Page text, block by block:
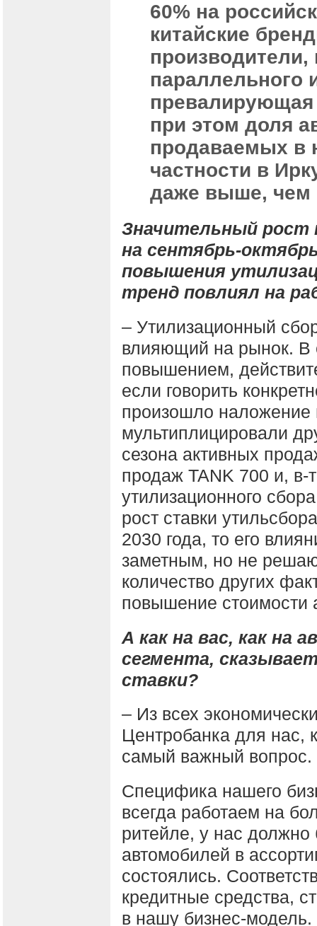
60% на
китайские
производители,
параллельного
превалирующая
при этом доля
продаваемых в
частности в
даже выше, чем
Значительный рост
на сентябрь-
повышения
тренд повлиял на
– Утилизационный
влияющий на рынок. В
повышением,
если говорить
произошло наложение
мультиплицировали
сезона активных
продаж TANK 700 и, в-
утилизационного
рост ставки
2030 года, то его
заметным, но не
количество других
повышение стоимости
А как на вас, как на
сегмента,
ставки?
– Из всех
Центробанка для нас,
самый важный вопрос.
Специфика нашего
всегда работаем на
ритейле, у нас должно
автомобилей в
состоялись.
кредитные средства,
в нашу бизнес-